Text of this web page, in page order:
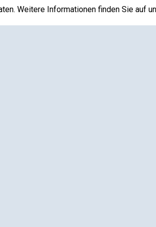
Weitere Informationen finden Sie auf